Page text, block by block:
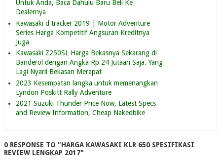
Untuk Anda, Baca Dahulu Baru Beli Ke
Dealernya
Kawasaki d tracker 2019 | Motor Adventure
Series Harga Kompetitif Angsuran Kreditnya
Juga
Kawasaki Z250SL Harga Bekasnya Sekarang di
Banderol dengan Angka Rp 24 Jutaan Saja. Yang
Lagi Nyarii Bekasan Merapat
2023 Kesempatan langka untuk memenangkan
Lyndon Poskitt Rally Adventure
2021 Suzuki Thunder Price Now, Latest Specs
and Review Information, Cheap Nakedbike
0 RESPONSE TO "HARGA KAWASAKI KLR 650 SPESIFIKASI
REVIEW LENGKAP 2017"